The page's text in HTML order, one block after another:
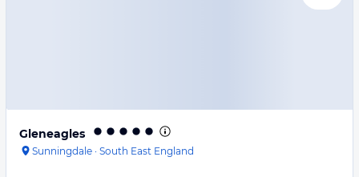
Gleneagles
Sunningdale · South East England